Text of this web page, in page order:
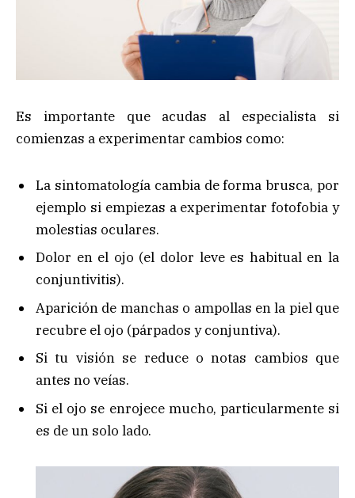
Es importante que acudas al especialista si
comienzas a experimentar cambios como:
La sintomatología cambia de forma brusca, por
ejemplo si empiezas a experimentar fotofobia y
molestias oculares.
Dolor en el ojo (el dolor leve es habitual en la
conjuntivitis).
Aparición de manchas o ampollas en la piel que
recubre el ojo (párpados y conjuntiva).
Si tu visión se reduce o notas cambios que
antes no veías.
Si el ojo se enrojece mucho, particularmente si
es de un solo lado.